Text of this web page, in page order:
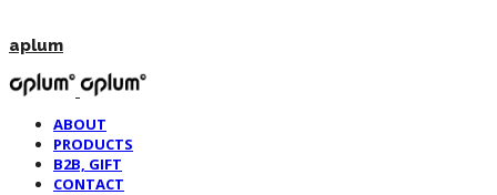
aplum
ABOUT
PRODUCTS
B2B, GIFT
CONTACT